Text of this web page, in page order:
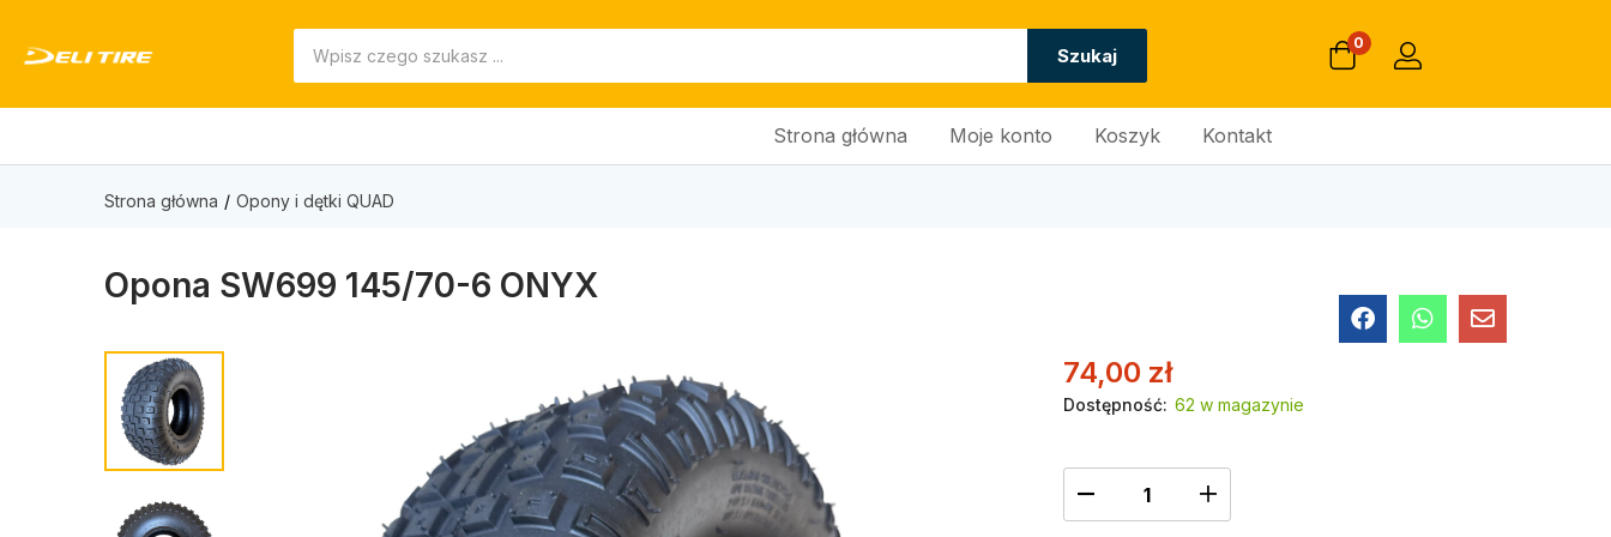
Szukaj
0
Strona główna Moje konto Koszyk Kontakt
Strona główna Opony i dętki QUAD
Opona SW699 145/70-6 ONYX
74,00 zł
Dostępność: 62 w magazynie